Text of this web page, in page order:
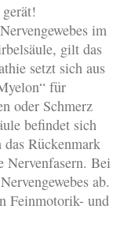
im
gilt das
setzt sich aus
für
oder Schmerz
befindet sich
Rückenmark
Nervenfasern. Bei
ab.
Feinmotorik- und